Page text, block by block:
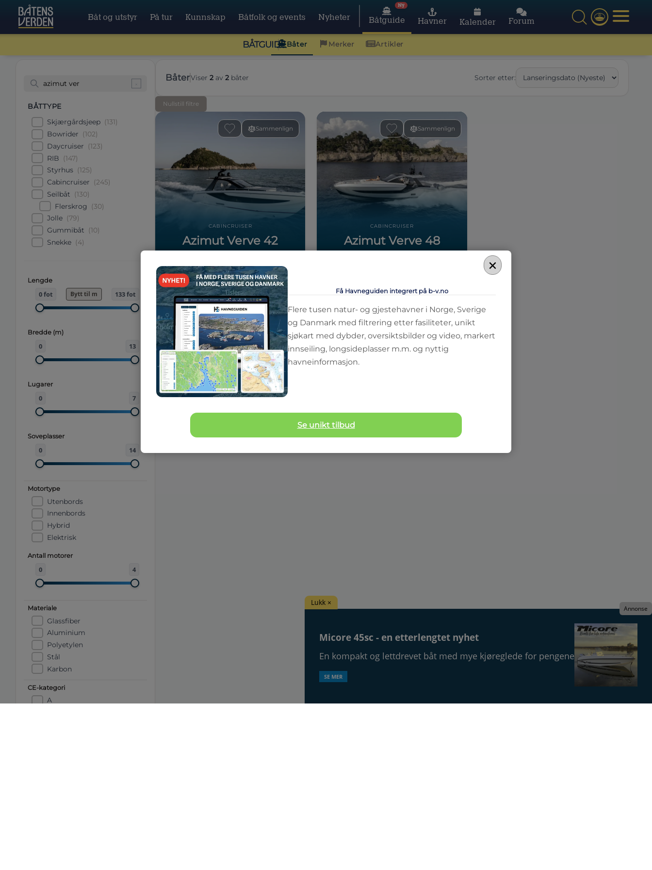
Båt og utstyr På tur Kunnskap Båtfolk og events Nyheter Båtguide
Ny
Havner Kalender Forum
BÅTGUIDEBåter Merker Artikler
BÅTTYPE
Skjærgårdsjeep (131)
Bowrider (102)
Daycruiser (123)
RIB (147)
Styrhus (125)
Cabincruiser (245)
Seilbåt (130)
Flerskrog
(30)
Jolle (79)
Gummibåt (10)
Snekke (4)
Lengde
0fot Bytt til m 133fot
Bredde (m)
0 13
Lugarer
0 7
Soveplasser
0 14
Motortype
Utenbords
Innenbords
Hybrid
Elektrisk
Antall motorer
0 4
Materiale
Glassfiber
Aluminium
Polyetylen
Stål
Karbon
CE-kategori
A
båterViser 2 av 2 båter Sorter etter:
Nullstill filtre
Sammenlign
CABINCRUISER
Azimut Verve 42
Sammenlign
CABINCRUISER
Azimut Verve 48
×
Få Havneguiden integrert på b-v.no
Flere tusen natur- og gjestehavner i Norge, Sverige
og Danmark med filtrering etter fasiliteter, unikt
sjøkart med dybder, oversiktsbilder og video, markert
innseiling, longsideplasser m.m. og nyttig
havneinformasjon.
Se unikt tilbud
Micore 45sc - en etterlengtet nyhet
En kompakt og lettdrevet båt med mye kjøreglede for pengene
SE MER
Annonse
Lukk ×